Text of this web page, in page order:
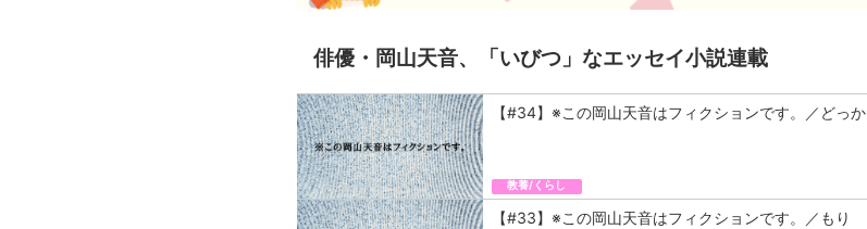
俳優・岡山天音、「いびつ」なエッセイ小説連載
【#34】※この岡山天音はフィクションです。／どっか
教養/くらし
【#33】※この岡山天音はフィクションです。／もり